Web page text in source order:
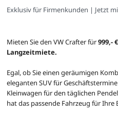
Exklusiv für Firmenkunden | Jetzt
Mieten Sie den VW Crafter für999,- €
Langzeitmiete.
Egal, ob Sie einen geräumigen
eleganten SUV für
Kleinwagen für den täglichen
hat das passende Fahrzeug für Ihre